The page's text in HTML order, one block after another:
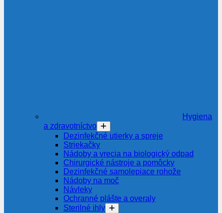
Hygiena
a zdravotníctvo
Dezinfekčné utierky a spreje
Striekačky
Nádoby a vrecia na biologický odpad
Chirurgické nástroje a pomôcky
Dezinfekčné samolepiace rohože
Nádoby na moč
Návleky
Ochranné plášte a overaly
Sterilné ihly